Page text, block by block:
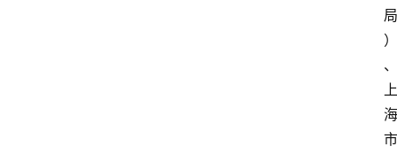
局
）
、
上
海
市